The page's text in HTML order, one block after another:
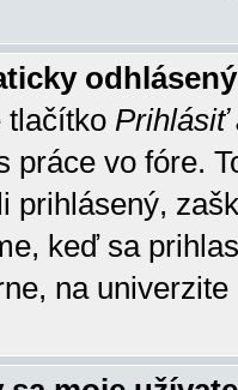
tlačítko Prihlásiť
práce vo fóre.
prihlásený,
keď sa
na univerzite